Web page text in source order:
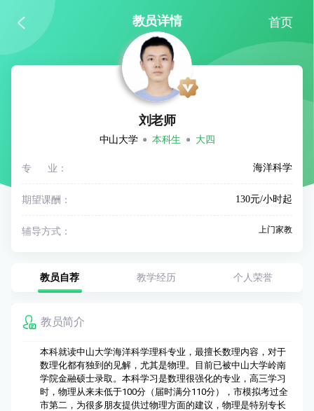
教员详情 首页
刘老师
中山大学 本科生 大四
专 业： 海洋科学
期望课酬： 130元/小时起
辅导方式： 上门家教
教员自荐 教学经历 个人荣誉
教员简介
本科就读中山大学海洋科学理科专业，最擅长数理内容，对于
数理化都有独到的见解，尤其是物理。目前已被中山大学岭南
学院金融硕士录取。本科学习是数理很强化的专业，高三学习
时，物理从来未低于100分（届时满分110分），市模拟考过全
市第二，为很多朋友提供过物理方面的建议，物理是特别专长